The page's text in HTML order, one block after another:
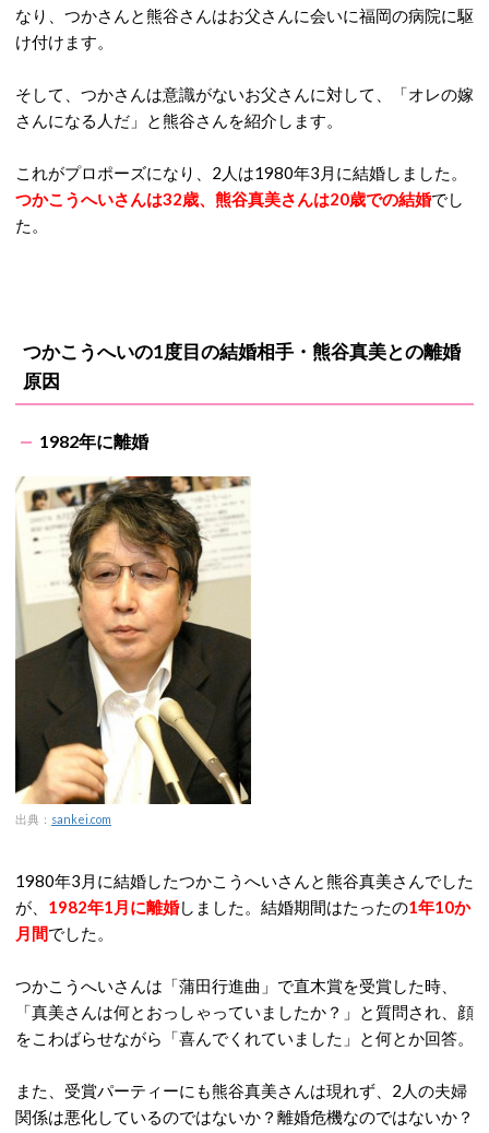
なり、つかさんと熊谷さんはお父さんに会いに福岡の病院に駆
け付けます。
そして、つかさんは意識がないお父さんに対して、「オレの嫁
さんになる人だ」と熊谷さんを紹介します。
これがプロポーズになり、2人は1980年3月に結婚しました。
つかこうへいさんは32歳、熊谷真美さんは20歳での結婚でし
た。
つかこうへいの1度目の結婚相手・熊谷真美との離婚
原因
1982年に離婚
出典： sankei.com
1980年3月に結婚したつかこうへいさんと熊谷真美さんでした
が、 1982年1月に離婚しました。結婚期間はたったの1年10か
月間でした。
つかこうへいさんは「蒲田行進曲」で直木賞を受賞した時、
「真美さんは何とおっしゃっていましたか？」と質問され、顔
をこわばらせながら「喜んでくれていました」と何とか回答。
また、受賞パーティーにも熊谷真美さんは現れず、2人の夫婦
関係は悪化しているのではないか？離婚危機なのではないか？